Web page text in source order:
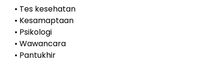
• Tes kesehatan
• Kesamaptaan
• Psikologi
• Wawancara
• Pantukhir